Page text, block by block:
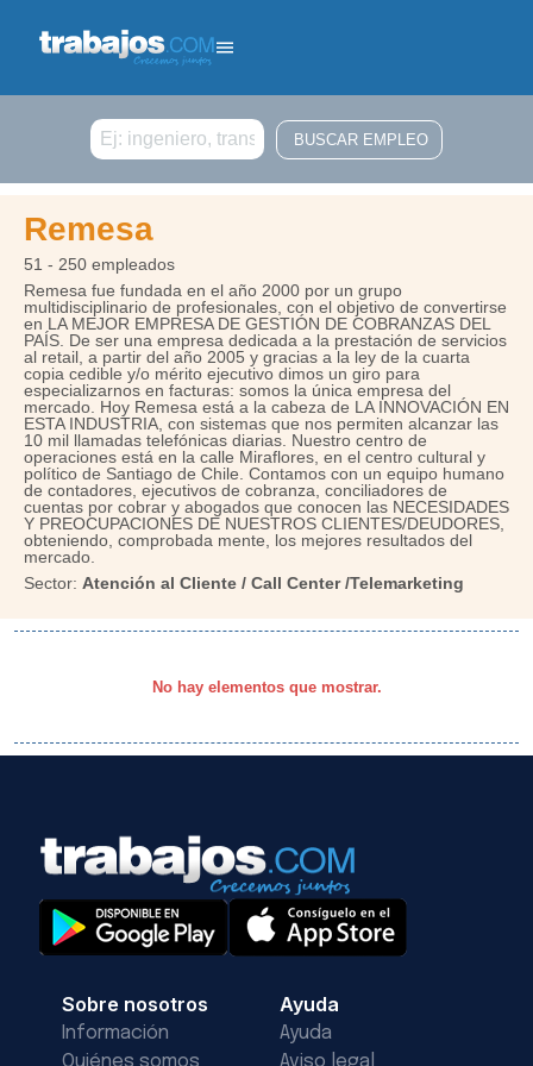
Buscar
Remesa
51 - 250 empleados
Remesa fue fundada en el año 2000 por un grupo
multidisciplinario de profesionales, con el objetivo de convertirse
en LA MEJOR EMPRESA DE GESTIÓN DE COBRANZAS DEL
PAÍS. De ser una empresa dedicada a la prestación de servicios
al retail, a partir del año 2005 y gracias a la ley de la cuarta
copia cedible y/o mérito ejecutivo dimos un giro para
especializarnos en facturas: somos la única empresa del
mercado. Hoy Remesa está a la cabeza de LA INNOVACIÓN EN
ESTA INDUSTRIA, con sistemas que nos permiten alcanzar las
10 mil llamadas telefónicas diarias. Nuestro centro de
operaciones está en la calle Miraflores, en el centro cultural y
político de Santiago de Chile. Contamos con un equipo humano
de contadores, ejecutivos de cobranza, conciliadores de
cuentas por cobrar y abogados que conocen las NECESIDADES
Y PREOCUPACIONES DE NUESTROS CLIENTES/DEUDORES,
obteniendo, comprobada mente, los mejores resultados del
mercado.
Sector: Atención al Cliente / Call Center /Telemarketing
No hay elementos que mostrar.
Sobre nosotros
Información
Quiénes somos
Ayuda
Ayuda
Aviso legal